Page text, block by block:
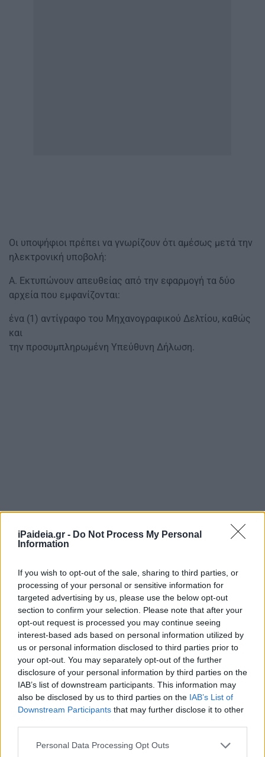
iPaideia.gr - Do Not Process My Personal
Information
If you wish to opt-out of the sale, sharing to third parties, or
processing of your personal or sensitive information for
targeted advertising by us, please use the below opt-out
section to confirm your selection. Please note that after your
opt-out request is processed you may continue seeing
interest-based ads based on personal information utilized by
us or personal information disclosed to third parties prior to
your opt-out. You may separately opt-out of the further
disclosure of your personal information by third parties on the
IAB’s list of downstream participants. This information may
also be disclosed by us to third parties on the IAB’s List of
Downstream Participants that may further disclose it to other
Please note that this website/app uses one or more Google
Personal Data Processing Opt Outs
Οι υποψήφιοι πρέπει να γνωρίζουν ότι αμέσως μετά την
ηλεκτρονική υποβολή:
Α. Εκτυπώνουν απευθείας από την εφαρμογή τα δύο
αρχεία που εμφανίζονται:
ένα (1) αντίγραφο του Μηχανογραφικού Δελτίου, καθώς
και
την προσυμπληρωμένη Υπεύθυνη Δήλωση.
του υπογεγραμμένου Μηχανογραφικού του Δελτίου και